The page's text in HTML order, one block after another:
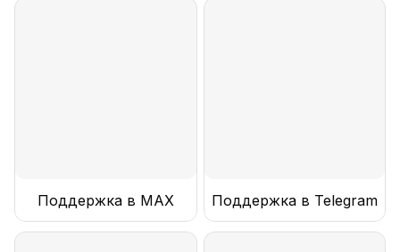
Поддержка в MAX Поддержка в Telegram